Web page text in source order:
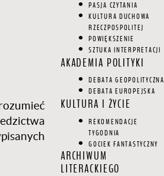
PASJA CZYTANIA
KULTURA DUCHOWA
RZECZPOSPOLITEJ
POWIĘKSZENIE
SZTUKA INTERPRETACJI
AKADEMIA POLITYKI
DEBATA GEOPOLITYCZNA
DEBATA EUROPEJSKA
KULTURA I ŻYCIE
REKOMENDACJE
TYGODNIA
GOCIEK FANTASTYCZNY
ARCHIWUM
LITERACKIEGO